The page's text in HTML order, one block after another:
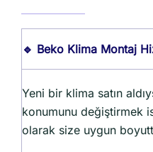
🔹 Beko Klima Montaj
Yeni bir klima satın
konumunu değiştirmek
olarak size uygun